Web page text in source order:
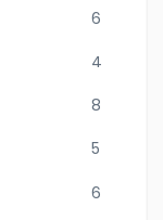
6
4
8
5
6